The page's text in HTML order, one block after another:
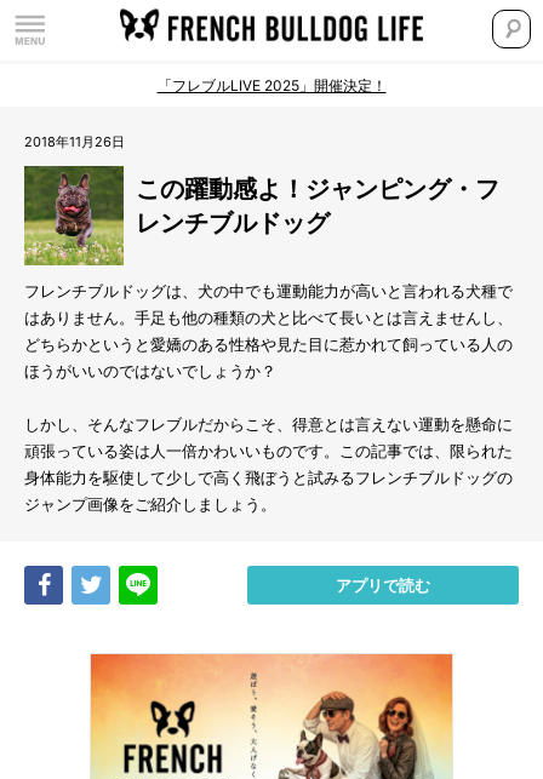
「フレブルLIVE 2025」開催決定！
2018年11月26日
この躍動感よ！ジャンピング・フ
レンチブルドッグ
フレンチブルドッグは、犬の中でも運動能力が高いと言われる犬種で
はありません。手足も他の種類の犬と比べて長いとは言えませんし、
どちらかというと愛嬌のある性格や見た目に惹かれて飼っている人の
ほうがいいのではないでしょうか？
しかし、そんなフレブルだからこそ、得意とは言えない運動を懸命に
頑張っている姿は人一倍かわいいものです。この記事では、限られた
身体能力を駆使して少しで高く飛ぼうと試みるフレンチブルドッグの
ジャンプ画像をご紹介しましょう。
Share Tweet アプリで読む